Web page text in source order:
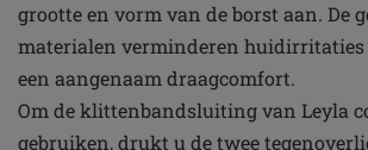
grootte en vorm van de borst aan. De
materialen verminderen huidirritaties
een aangenaam draagcomfort.
Om de klittenbandsluiting van Leyla
gebruiken, drukt u de twee